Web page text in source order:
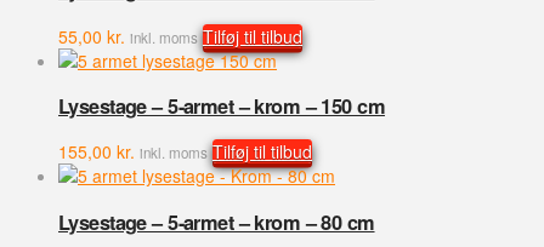
55,00 kr. inkl. moms Tilføj til tilbud
Lysestage – 5-armet – krom – 150 cm
155,00 kr. inkl. moms Tilføj til tilbud
Lysestage – 5-armet – krom – 80 cm